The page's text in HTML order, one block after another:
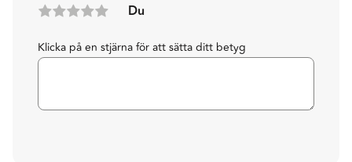
Du
Klicka på en stjärna för att sätta ditt betyg